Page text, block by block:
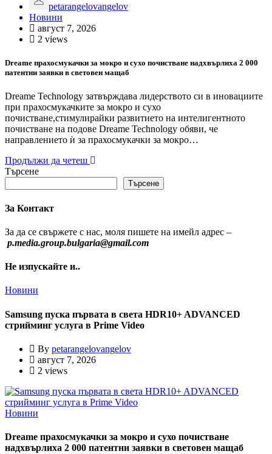
petarangelovangelov
Новини
август 7, 2026
2 views
Dreame прахосмукачки за мокро и сухо почистване надхвърлиха 2 000
патентни заявки в световен мащаб
Dreame Technology затвърждава лидерството си в иновациите
при прахосмукачките за мокро и сухо
почистване,стимулирайки развитието на интелигентното
почистване на подове Dreame Technology обяви, че
направлението ѝ за прахосмукачки за мокро…
Продължи да четеш
Търсене
Търсене
За Контакт
За да се свържете с нас, моля пишете на имейл адрес –
p.media.group.bulgaria@gmail.com
Не изпускайте и..
Новини
Samsung пуска първата в света HDR10+ ADVANCED
стрийминг услуга в Prime Video
By petarangelovangelov
август 7, 2026
2 views
Новини
Dreame прахосмукачки за мокро и сухо почистване
надхвърлиха 2 000 патентни заявки в световен мащаб